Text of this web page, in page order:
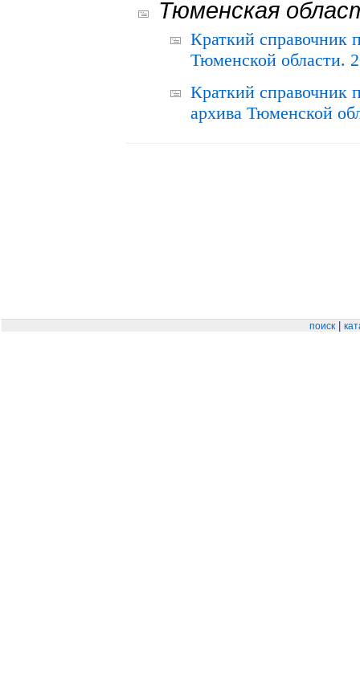
Тюменская
Краткий справочник
Тюменской области.
Краткий справочник
архива Тюменской
поиск